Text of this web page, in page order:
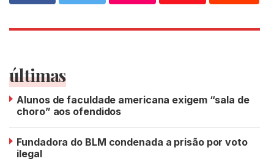
últimas
Alunos de faculdade americana exigem “sala de
choro” aos ofendidos
Fundadora do BLM condenada a prisão por voto
ilegal